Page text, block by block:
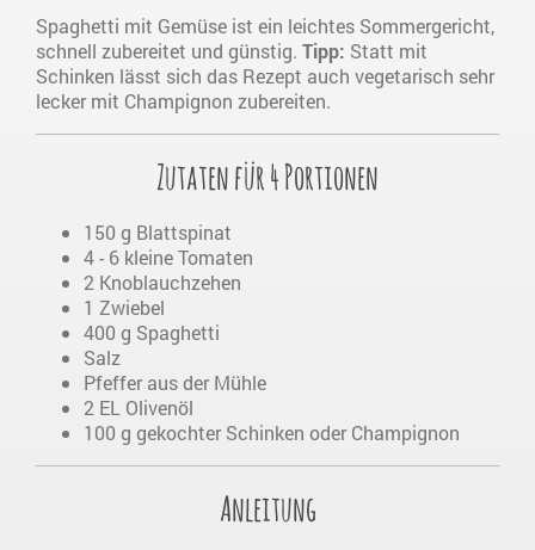
Spaghetti mit Gemüse ist ein leichtes Sommergericht,
schnell zubereitet und günstig. Tipp: Statt mit
Schinken lässt sich das Rezept auch vegetarisch sehr
lecker mit Champignon zubereiten.
Zutaten für 4 Portionen
150 g Blattspinat
4 - 6 kleine Tomaten
2 Knoblauchzehen
1 Zwiebel
400 g Spaghetti
Salz
Pfeffer aus der Mühle
2 EL Olivenöl
100 g gekochter Schinken oder Champignon
Anleitung